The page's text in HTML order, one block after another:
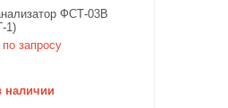
ФСТ-03В
1)
запросу
наличии